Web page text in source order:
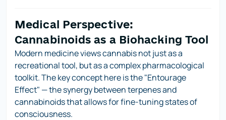
Medical Perspective:
Cannabinoids as a Biohacking Tool
Modern medicine views cannabis not just as a
recreational tool, but as a complex pharmacological
toolkit. The key concept here is the"Entourage
Effect" — the synergy between terpenes and
cannabinoids that allows for fine-tuning states of
consciousness.